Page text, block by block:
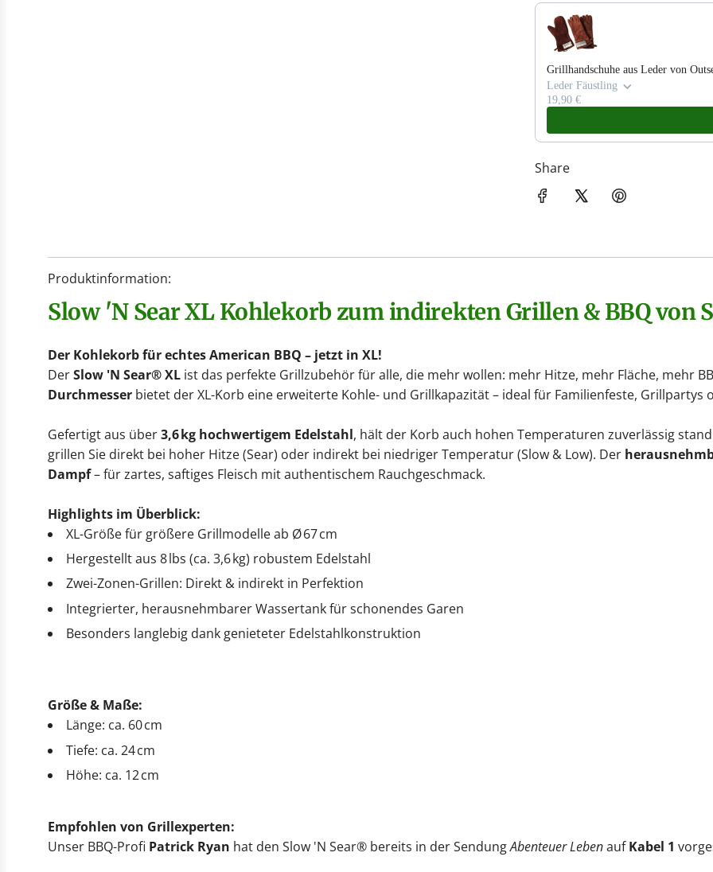
Use the Previous and Next
Grillhandschuhe aus Leder von
Leder Fäustling
19,90 €
Share
Produktinformation:
Slow 'N Sear XL Kohlekorb zum indirekten Grillen & BBQ von
Der Kohlekorb für echtes American BBQ – jetzt in XL!
DerSlow 'N Sear® XL ist das perfekte Grillzubehör für alle, die mehr wollen: mehr Hitze, mehr Fläche, mehr
Durchmesser bietet der XL-Korb eine erweiterte Kohle- und Grillkapazität – ideal für Familienfeste, Grillpartys
Gefertigt aus über3,6 kg hochwertigem Edelstahl, hält der Korb auch hohen Temperaturen zuverlässig
grillen Sie direkt bei hoher Hitze (Sear) oder indirekt bei niedriger Temperatur (Slow & Low). Der
Dampf– für zartes, saftiges Fleisch mit authentischem Rauchgeschmack.
Highlights im Überblick:
XL-Größe für größere Grillmodelle ab Ø 67 cm
Hergestellt aus 8 lbs (ca. 3,6 kg) robustem Edelstahl
Zwei-Zonen-Grillen: Direkt & indirekt in Perfektion
Integrierter, herausnehmbarer Wassertank für schonendes Garen
Besonders langlebig dank genieteter Edelstahlkonstruktion
Größe & Maße:
Länge: ca. 60 cm
Tiefe: ca. 24 cm
Höhe: ca. 12 cm
Empfohlen von Grillexperten:
Unser BBQ-Profi Patrick Ryan hat den Slow 'N Sear® bereits in der SendungAbenteuer LebenaufKabel 1